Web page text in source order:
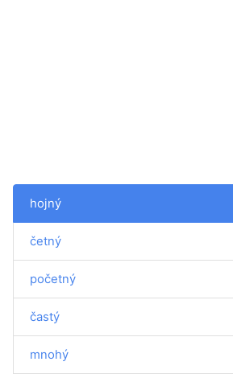
hojný
četný
početný
častý
mnohý